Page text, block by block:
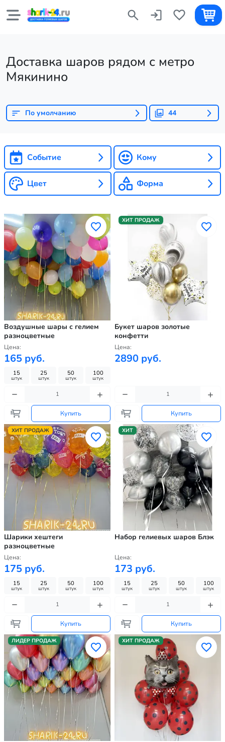
Доставка шаров рядом с метро
Мякинино
По умолчанию 44
Событие Кому
Цвет Форма
Воздушные шары с гелием
разноцветные
Цена:
165 руб.
15
штук
25
штук
50
штук
100
штук
Купить
ХИТ ПРОДАЖ
Букет шаров золотые
конфетти
Цена:
2890 руб.
Купить
ХИТ ПРОДАЖ
Шарики хештеги
разноцветные
Цена:
175 руб.
15
штук
25
штук
50
штук
100
штук
Купить
ХИТ
Набор гелиевых шаров Блэк
Цена:
173 руб.
15
штук
25
штук
50
штук
100
штук
Купить
ЛИДЕР ПРОДАЖ ХИТ ПРОДАЖ